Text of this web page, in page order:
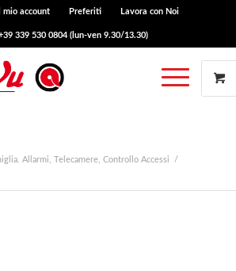
Il mio account Preferiti Lavora con Noi
339 530 0804 (lun-ven 9.30/13.30)
Allarmi, Telecamere, Controllo Accessi
/